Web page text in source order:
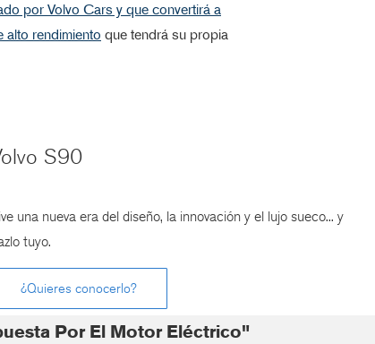
por Volvo Cars y que convertirá a
alto rendimiento que tendrá su propia
S90
una nueva era del diseño, la innovación y el lujo sueco... y
tuyo.
¿Quieres conocerlo?
Por El Motor Eléctrico"